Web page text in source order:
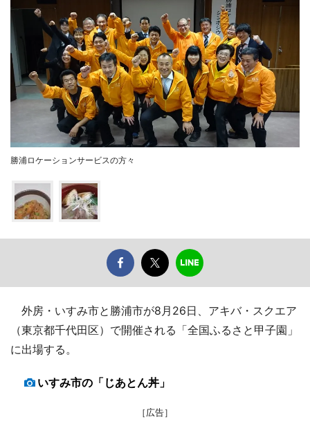
勝浦ロケーションサービスの方々
外房・いすみ市と勝浦市が8月26日、アキバ・スクエア
（東京都千代田区）で開催される「全国ふるさと甲子園」
に出場する。
いすみ市の「じあとん丼」
［広告］